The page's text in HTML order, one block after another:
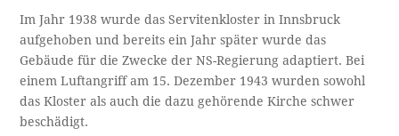
Im Jahr 1938 wurde das Servitenkloster in Innsbruck
aufgehoben und bereits ein Jahr später wurde das
Gebäude für die Zwecke der NS-Regierung adaptiert. Bei
einem Luftangriff am 15. Dezember 1943 wurden sowohl
das Kloster als auch die dazu gehörende Kirche schwer
beschädigt.